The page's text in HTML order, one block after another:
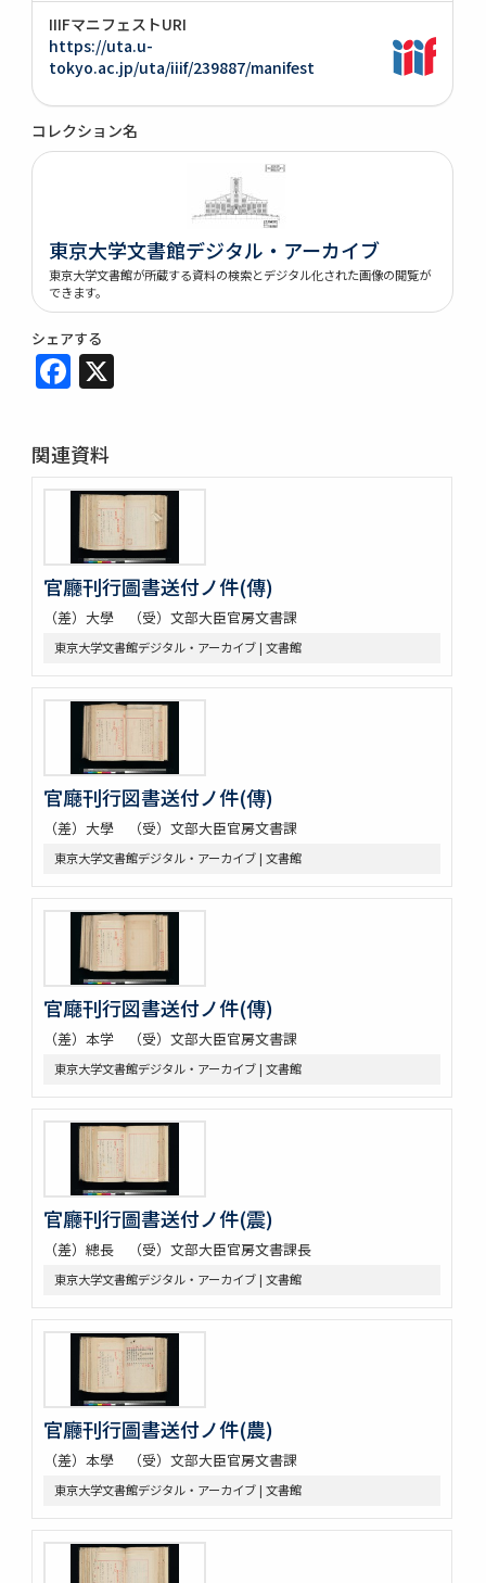
IIIFマニフェストURI
https://uta.u-
tokyo.ac.jp/uta/iiif/239887/manifest
コレクション名
東京大学文書館デジタル・アーカイブ
東京大学文書館が所蔵する資料の検索とデジタル化された画像の閲覧が
できます。
シェアする
Facebook
関連資料
官廳刊行圖書送付ノ件(傳)
（差）大學 （受）文部大臣官房文書課
東京大学文書館デジタル・アーカイブ | 文書館
官廰刊行図書送付ノ件(傳)
（差）大學 （受）文部大臣官房文書課
東京大学文書館デジタル・アーカイブ | 文書館
官廰刊行図書送付ノ件(傳)
（差）本学 （受）文部大臣官房文書課
東京大学文書館デジタル・アーカイブ | 文書館
官廳刊行圖書送付ノ件(震)
（差）總長 （受）文部大臣官房文書課長
東京大学文書館デジタル・アーカイブ | 文書館
官廳刊行圖書送付ノ件(農)
（差）本學 （受）文部大臣官房文書課
東京大学文書館デジタル・アーカイブ | 文書館